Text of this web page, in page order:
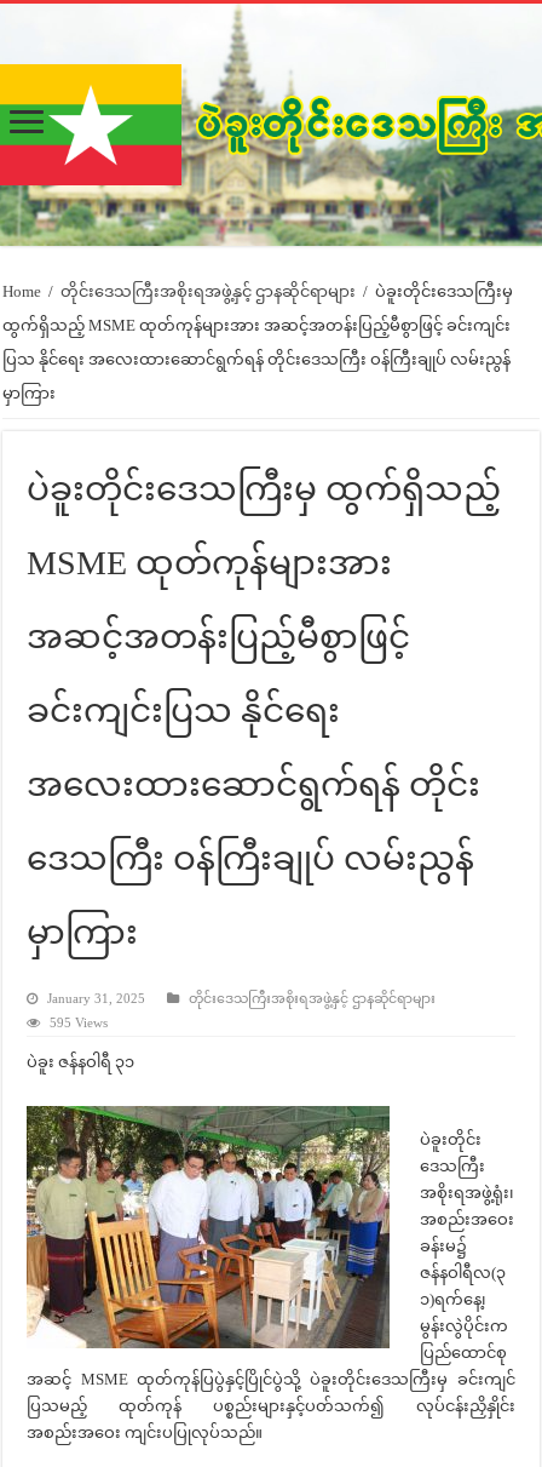
Home / တိုင်းဒေသကြီးအစိုးရအဖွဲ့နှင့် ဌာနဆိုင်ရာများ / ပဲခူးတိုင်းဒေသကြီးမှ
ထွက်ရှိသည့် MSME ထုတ်ကုန်များအား အဆင့်အတန်းပြည့်မီစွာဖြင့် ခင်းကျင်း
ပြသ နိုင်ရေး အလေးထားဆောင်ရွက်ရန် တိုင်းဒေသကြီး ဝန်ကြီးချုပ် လမ်းညွန်
မှာကြား
ပဲခူးတိုင်းဒေသကြီးမှ ထွက်ရှိသည့်
MSME ထုတ်ကုန်များအား
အဆင့်အတန်းပြည့်မီစွာဖြင့်
ခင်းကျင်းပြသ နိုင်ရေး
အလေးထားဆောင်ရွက်ရန် တိုင်း
ဒေသကြီး ဝန်ကြီးချုပ် လမ်းညွန်
မှာကြား
January 31, 2025
တိုင်းဒေသကြီးအစိုးရအဖွဲ့နှင့် ဌာနဆိုင်ရာများ
595 Views
ပဲခူး ဇန်နဝါရီ ၃၁
ပဲခူးတိုင်း
ဒေသကြီး
အစိုးရအဖွဲ့ရုံး၊
အစည်းအဝေး
ခန်းမ၌
ဇန်နဝါရီလ(၃
၁)ရက်နေ့၊
မွန်းလွဲပိုင်းက
ပြည်ထောင်စု
အဆင့် MSME ထုတ်ကုန်ပြပွဲနှင့်ပြိုင်ပွဲသို့ ပဲခူးတိုင်းဒေသကြီးမှ ခင်းကျင်
ပြသမည့် ထုတ်ကုန် ပစ္စည်းများနှင့်ပတ်သက်၍ လုပ်ငန်းညှိနှိုင်း
အစည်းအဝေး ကျင်းပပြုလုပ်သည်။